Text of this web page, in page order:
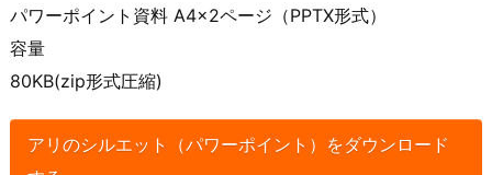
パワーポイント資料 A4×2ページ（PPTX形式）
容量
80KB(zip形式圧縮)
アリのシルエット（パワーポイント）をダウンロード